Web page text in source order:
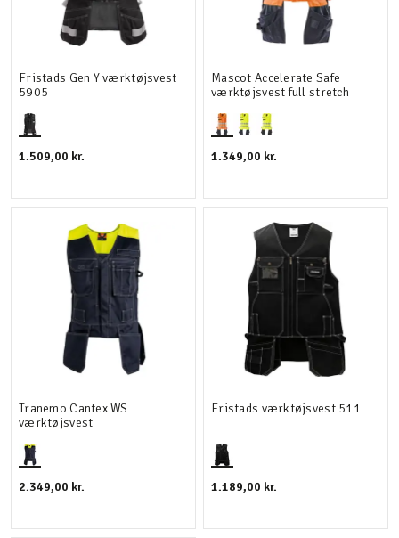
Fristads Gen Y værktøjsvest
5905
1.509,00 kr.
Mascot Accelerate Safe
værktøjsvest full stretch
1.349,00 kr.
Tranemo Cantex WS
værktøjsvest
2.349,00 kr.
Fristads værktøjsvest 511
1.189,00 kr.